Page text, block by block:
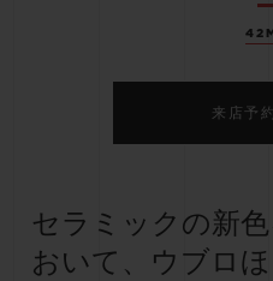
来店予
セラミックの新
おいて、ウブロ